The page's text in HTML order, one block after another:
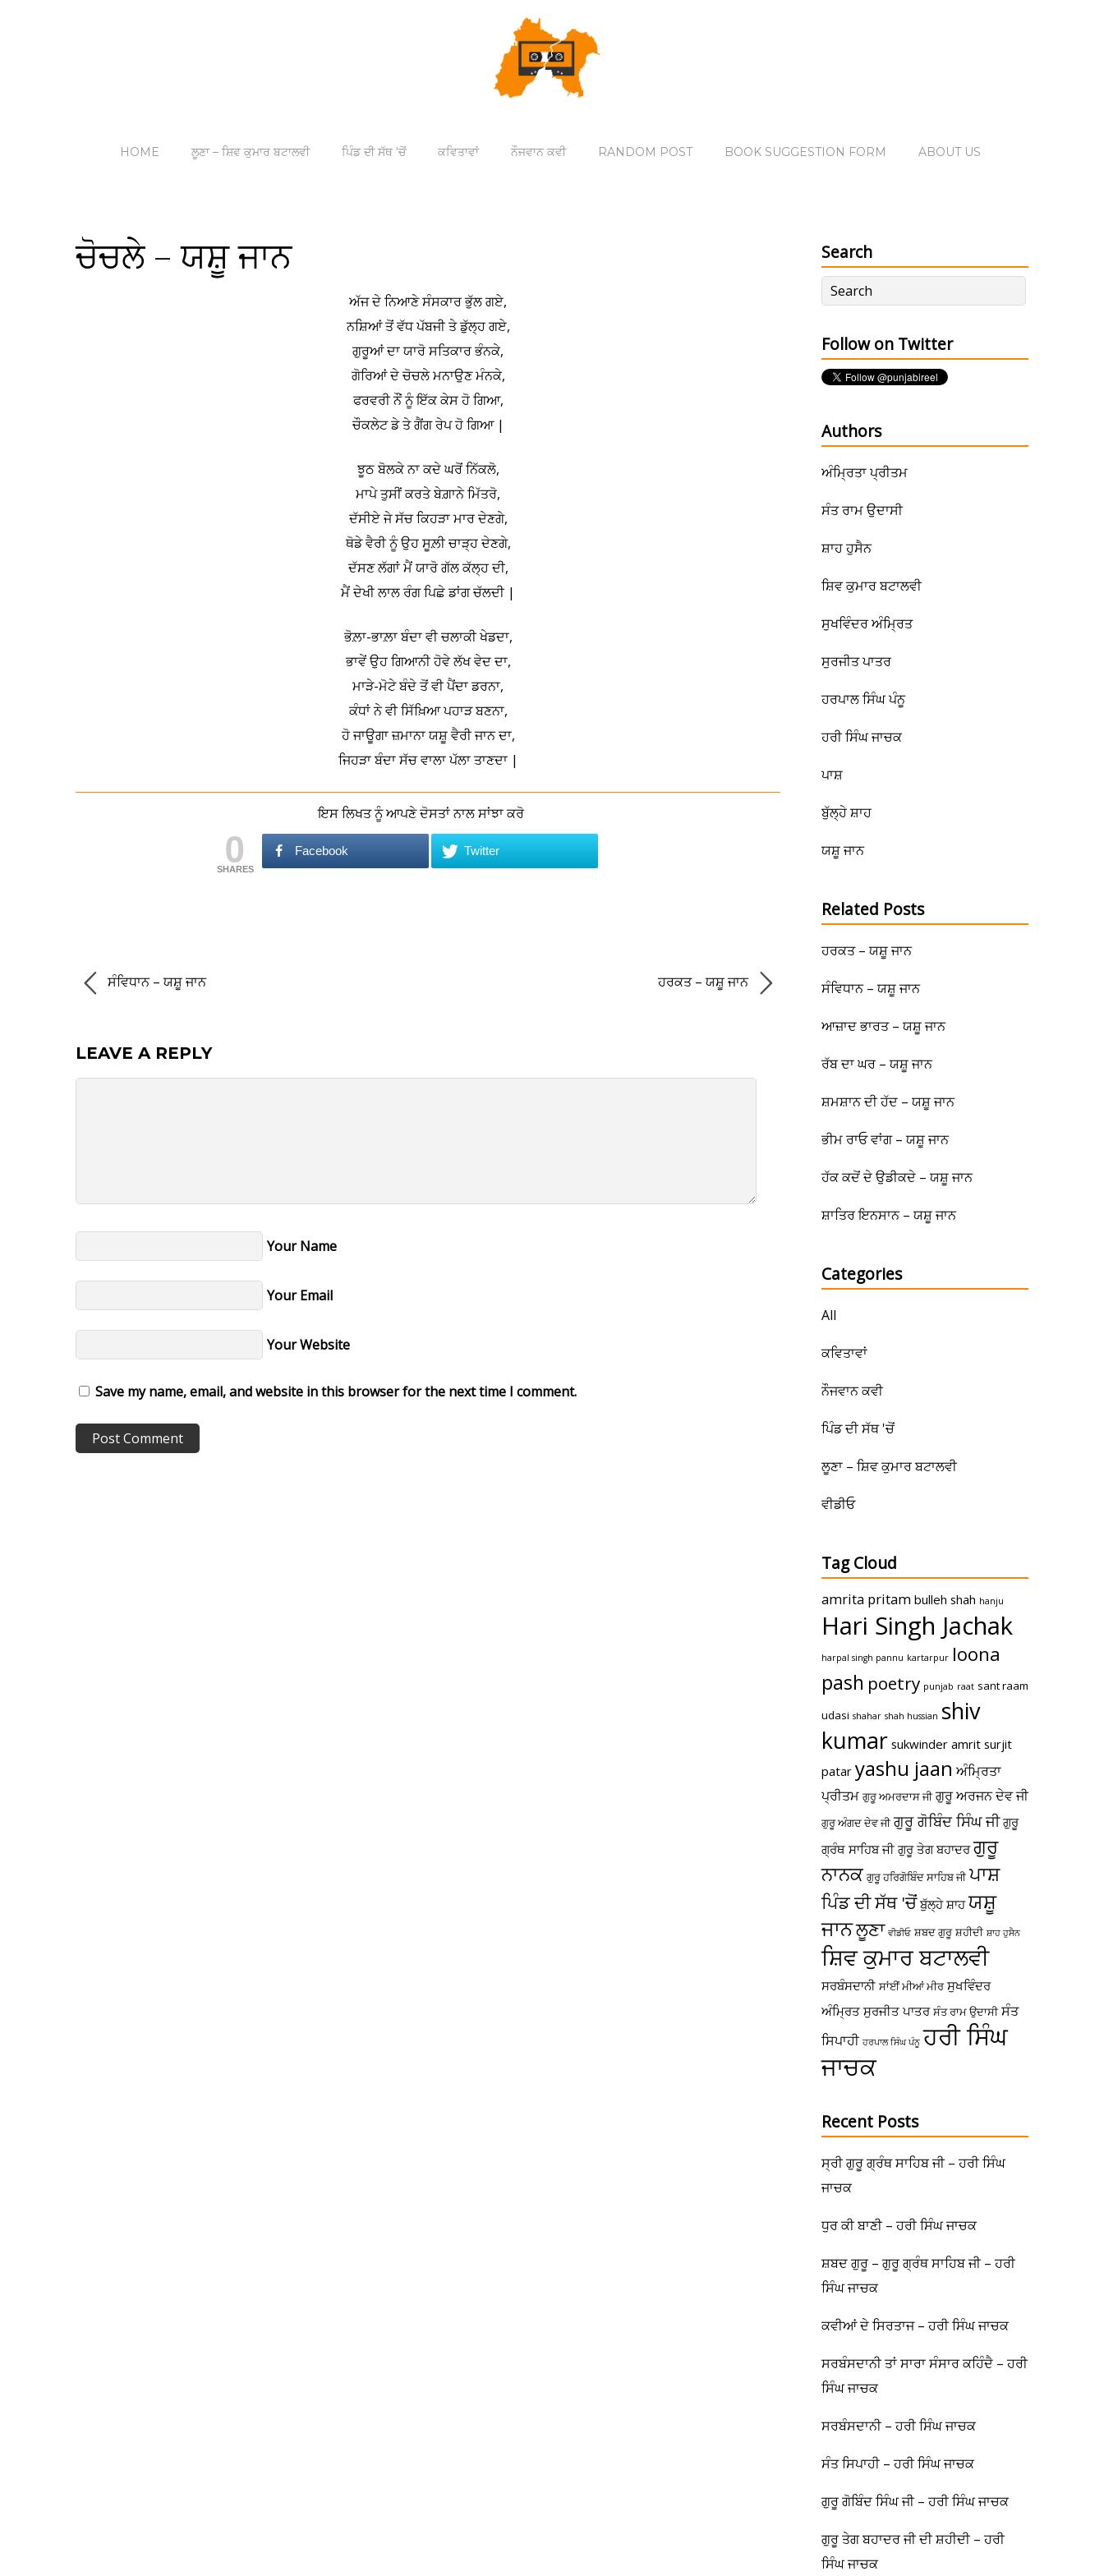
HOME ਲੂਣਾ – ਸ਼ਿਵ ਕੁਮਾਰ ਬਟਾਲਵੀ ਪਿੰਡ ਦੀ ਸੱਥ ‘ਚੋਂ ਕਵਿਤਾਵਾਂ ਨੌਜਵਾਨ ਕਵੀ RANDOM POST BOOK SUGGESTION FORM ABOUT US
ਚੋਚਲੇ – ਯਸ਼ੂ ਜਾਨ
ਅੱਜ ਦੇ ਨਿਆਣੇ ਸੰਸਕਾਰ ਭੁੱਲ ਗਏ,
ਨਸ਼ਿਆਂ ਤੋਂ ਵੱਧ ਪੱਬਜੀ ਤੇ ਡੁੱਲ੍ਹ ਗਏ,
ਗੁਰੂਆਂ ਦਾ ਯਾਰੋ ਸਤਿਕਾਰ ਭੰਨਕੇ,
ਗੋਰਿਆਂ ਦੇ ਚੋਚਲੇ ਮਨਾਉਣ ਮੰਨਕੇ,
ਫਰਵਰੀ ਨੌਂ ਨੂੰ ਇੱਕ ਕੇਸ ਹੋ ਗਿਆ,
ਚੌਕਲੇਟ ਡੇ ਤੇ ਗੈਂਗ ਰੇਪ ਹੋ ਗਿਆ |
ਝੂਠ ਬੋਲਕੇ ਨਾ ਕਦੇ ਘਰੋਂ ਨਿੱਕਲੋ,
ਮਾਪੇ ਤੁਸੀਂ ਕਰਤੇ ਬੇਗ਼ਾਨੇ ਮਿੱਤਰੋ,
ਦੱਸੀਏ ਜੇ ਸੱਚ ਕਿਹੜਾ ਮਾਰ ਦੇਣਗੇ,
ਥੋਡੇ ਵੈਰੀ ਨੂੰ ਉਹ ਸੂਲ਼ੀ ਚਾੜ੍ਹ ਦੇਣਗੇ,
ਦੱਸਣ ਲੱਗਾਂ ਮੈਂ ਯਾਰੋ ਗੱਲ ਕੱਲ੍ਹ ਦੀ,
ਮੈਂ ਦੇਖੀ ਲਾਲ ਰੰਗ ਪਿਛੇ ਡਾਂਗ ਚੱਲਦੀ |
ਭੋਲ਼ਾ-ਭਾਲ਼ਾ ਬੰਦਾ ਵੀ ਚਲਾਕੀ ਖੇਡਦਾ,
ਭਾਵੇਂ ਉਹ ਗਿਆਨੀ ਹੋਵੇ ਲੱਖ ਵੇਦ ਦਾ,
ਮਾੜੇ-ਮੋਟੇ ਬੰਦੇ ਤੋਂ ਵੀ ਪੈਂਦਾ ਡਰਨਾ,
ਕੰਧਾਂ ਨੇ ਵੀ ਸਿੱਖ਼ਿਆ ਪਹਾੜ ਬਣਨਾ,
ਹੋ ਜਾਊਗਾ ਜ਼ਮਾਨਾ ਯਸ਼ੂ ਵੈਰੀ ਜਾਨ ਦਾ,
ਜਿਹੜਾ ਬੰਦਾ ਸੱਚ ਵਾਲਾ ਪੱਲਾ ਤਾਣਦਾ |
ਇਸ ਲਿਖਤ ਨੂੰ ਆਪਣੇ ਦੋਸਤਾਂ ਨਾਲ ਸਾਂਝਾ ਕਰੋ
0
SHARES
Facebook Twitter
ਸੰਵਿਧਾਨ – ਯਸ਼ੂ ਜਾਨ ਹਰਕਤ – ਯਸ਼ੂ ਜਾਨ
LEAVE A REPLY
Your Name
Your Email
Your Website
Save my name, email, and website in this browser for the next time I comment.
Search
Follow on Twitter
Authors
ਅੰਮ੍ਰਿਤਾ ਪ੍ਰੀਤਮ
ਸੰਤ ਰਾਮ ਉਦਾਸੀ
ਸ਼ਾਹ ਹੁਸੈਨ
ਸ਼ਿਵ ਕੁਮਾਰ ਬਟਾਲਵੀ
ਸੁਖਵਿੰਦਰ ਅੰਮ੍ਰਿਤ
ਸੁਰਜੀਤ ਪਾਤਰ
ਹਰਪਾਲ ਸਿੰਘ ਪੰਨੂ
ਹਰੀ ਸਿੰਘ ਜਾਚਕ
ਪਾਸ਼
ਬੁੱਲ੍ਹੇ ਸ਼ਾਹ
ਯਸ਼ੂ ਜਾਨ
Related Posts
ਹਰਕਤ – ਯਸ਼ੂ ਜਾਨ
ਸੰਵਿਧਾਨ – ਯਸ਼ੂ ਜਾਨ
ਆਜ਼ਾਦ ਭਾਰਤ – ਯਸ਼ੂ ਜਾਨ
ਰੱਬ ਦਾ ਘਰ – ਯਸ਼ੂ ਜਾਨ
ਸ਼ਮਸ਼ਾਨ ਦੀ ਹੱਦ – ਯਸ਼ੂ ਜਾਨ
ਭੀਮ ਰਾਓ ਵਾਂਗ – ਯਸ਼ੂ ਜਾਨ
ਹੱਕ ਕਦੋਂ ਦੇ ਉਡੀਕਦੇ – ਯਸ਼ੂ ਜਾਨ
ਸ਼ਾਤਿਰ ਇਨਸਾਨ – ਯਸ਼ੂ ਜਾਨ
Categories
All
ਕਵਿਤਾਵਾਂ
ਨੌਜਵਾਨ ਕਵੀ
ਪਿੰਡ ਦੀ ਸੱਥ 'ਚੋਂ
ਲੂਣਾ – ਸ਼ਿਵ ਕੁਮਾਰ ਬਟਾਲਵੀ
ਵੀਡੀਓ
Tag Cloud
amrita pritam bulleh shah hanju
Hari Singh Jachak
harpal singh pannu kartarpur loona
pash poetry punjab raat sant raam
udasi shahar shah hussian shiv
kumar sukwinder amrit surjit
patar yashu jaan ਅੰਮ੍ਰਿਤਾ
ਪ੍ਰੀਤਮ ਗੁਰੂ ਅਮਰਦਾਸ ਜੀ ਗੁਰੂ ਅਰਜਨ ਦੇਵ ਜੀ
ਗੁਰੂ ਅੰਗਦ ਦੇਵ ਜੀ ਗੁਰੂ ਗੋਬਿੰਦ ਸਿੰਘ ਜੀ ਗੁਰੂ
ਗ੍ਰੰਥ ਸਾਹਿਬ ਜੀ ਗੁਰੂ ਤੇਗ ਬਹਾਦਰ ਗੁਰੂ
ਨਾਨਕ ਗੁਰੂ ਹਰਿਗੋਬਿੰਦ ਸਾਹਿਬ ਜੀ ਪਾਸ਼
ਪਿੰਡ ਦੀ ਸੱਥ 'ਚੋਂ ਬੁੱਲ੍ਹੇ ਸ਼ਾਹ ਯਸ਼ੂ
ਜਾਨਲੂਣਾ ਵੀਡੀਓ ਸ਼ਬਦ ਗੁਰੂ ਸ਼ਹੀਦੀ ਸ਼ਾਹ ਹੁਸੈਨ
ਸ਼ਿਵ ਕੁਮਾਰ ਬਟਾਲਵੀ
ਸਰਬੰਸਦਾਨੀ ਸਾਂਈਂ ਮੀਆਂ ਮੀਰ ਸੁਖਵਿੰਦਰ
ਅੰਮ੍ਰਿਤ ਸੁਰਜੀਤ ਪਾਤਰ ਸੰਤ ਰਾਮ ਉਦਾਸੀ ਸੰਤ
ਸਿਪਾਹੀ ਹਰਪਾਲ ਸਿੰਘ ਪੰਨੂ ਹਰੀ ਸਿੰਘ
ਜਾਚਕ
Recent Posts
ਸ੍ਰੀ ਗੁਰੂ ਗ੍ਰੰਥ ਸਾਹਿਬ ਜੀ – ਹਰੀ ਸਿੰਘ
ਜਾਚਕ
ਧੁਰ ਕੀ ਬਾਣੀ – ਹਰੀ ਸਿੰਘ ਜਾਚਕ
ਸ਼ਬਦ ਗੁਰੂ – ਗੁਰੂ ਗ੍ਰੰਥ ਸਾਹਿਬ ਜੀ – ਹਰੀ
ਸਿੰਘ ਜਾਚਕ
ਕਵੀਆਂ ਦੇ ਸਿਰਤਾਜ – ਹਰੀ ਸਿੰਘ ਜਾਚਕ
ਸਰਬੰਸਦਾਨੀ ਤਾਂ ਸਾਰਾ ਸੰਸਾਰ ਕਹਿੰਦੈ – ਹਰੀ
ਸਿੰਘ ਜਾਚਕ
ਸਰਬੰਸਦਾਨੀ – ਹਰੀ ਸਿੰਘ ਜਾਚਕ
ਸੰਤ ਸਿਪਾਹੀ – ਹਰੀ ਸਿੰਘ ਜਾਚਕ
ਗੁਰੂ ਗੋਬਿੰਦ ਸਿੰਘ ਜੀ – ਹਰੀ ਸਿੰਘ ਜਾਚਕ
ਗੁਰੂ ਤੇਗ ਬਹਾਦਰ ਜੀ ਦੀ ਸ਼ਹੀਦੀ – ਹਰੀ
ਸਿੰਘ ਜਾਚਕ